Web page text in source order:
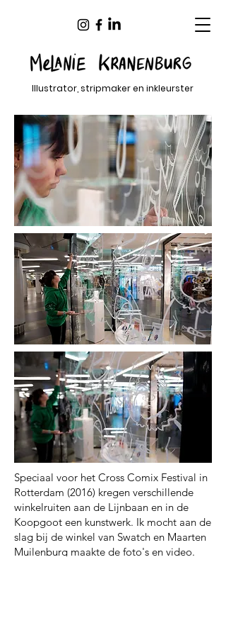
Illustrator, stripmaker en inkleurster
Speciaal voor het Cross Comix Festival in
Rotterdam (2016) kregen verschillende
winkelruiten aan de Lijnbaan en in de
Koopgoot een kunstwerk. Ik mocht aan de
slag bij de winkel van Swatch en Maarten
Muilenburg maakte de foto's en video.